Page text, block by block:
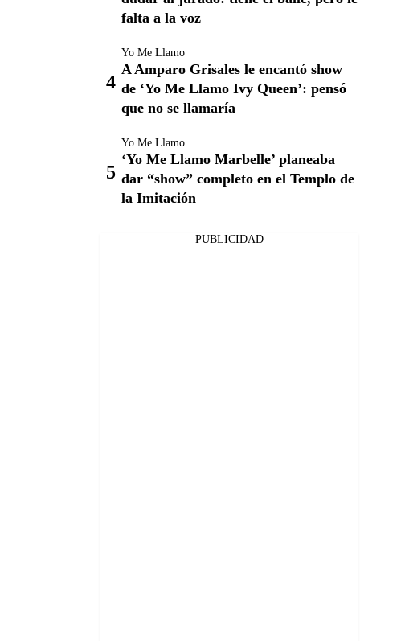
falta a la voz
Yo Me Llamo
A Amparo Grisales le encantó show
de ‘Yo Me Llamo Ivy Queen’: pensó
que no se llamaría
Yo Me Llamo
‘Yo Me Llamo Marbelle’ planeaba
dar “show” completo en el Templo de
la Imitación
PUBLICIDAD